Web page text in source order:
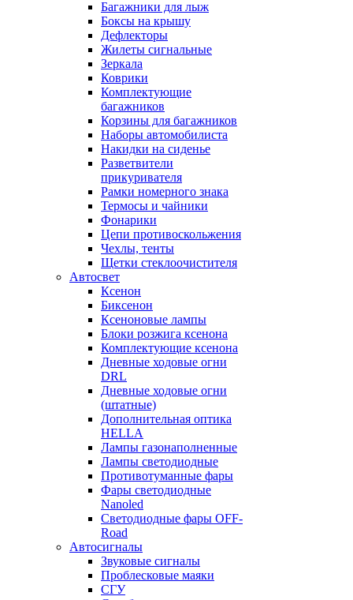
Багажники для лыж
Боксы на крышу
Дефлекторы
Жилеты сигнальные
Зеркала
Коврики
Комплектующие
багажников
Корзины для багажников
Наборы автомобилиста
Накидки на сиденье
Разветвители
прикуривателя
Рамки номерного знака
Термосы и чайники
Фонарики
Цепи противоскольжения
Чехлы, тенты
Щетки стеклоочистителя
Автосвет
Ксенон
Биксенон
Ксеноновые лампы
Блоки розжига ксенона
Комплектующие ксенона
Дневные ходовые огни
DRL
Дневные ходовые огни
(штатные)
Дополнительная оптика
HELLA
Лампы газонаполненные
Лампы светодиодные
Противотуманные фары
Фары светодиодные
Nanoled
Светодиодные фары OFF-
Road
Автосигналы
Звуковые сигналы
Проблесковые маяки
СГУ